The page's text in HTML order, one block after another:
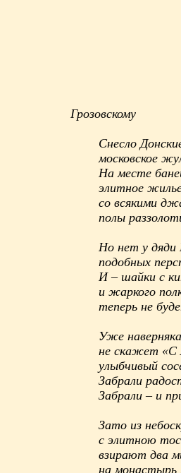
Грозовскому
Снесло
московское
На месте
элитное
со всякими
полы
Но нет у дяди
подобных
И – шайки с
и жаркого
теперь не
Уже наверняка
не скажет «С
улыбчивый
Забрали
Забрали – и
Зато из
с элитною
взирают два
на монастырь